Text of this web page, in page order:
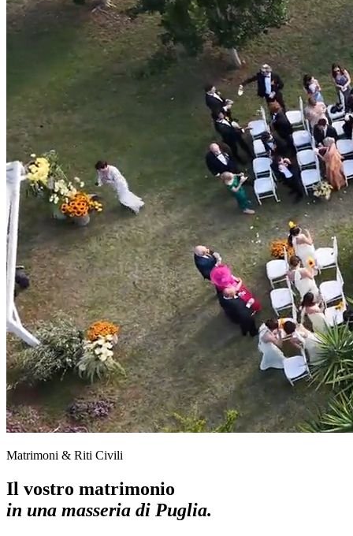
Matrimoni & Riti Civili
Il vostro matrimonio
in una masseria di Puglia.